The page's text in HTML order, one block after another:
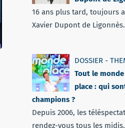
16 ans plus tard, toujours
Xavier Dupont de
DOSSIER -
Tout le
place : qui
champions ?
Depuis 2006, les
rendez-vous tous les